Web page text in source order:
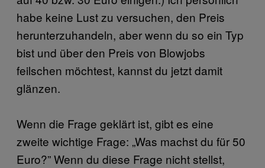
habe keine Lust zu versuchen, den Preis
herunterzuhandeln, aber wenn du so ein Typ
bist und über den Preis von Blowjobs
feilschen möchtest, kannst du jetzt damit
glänzen.
Wenn die Frage geklärt ist, gibt es eine
zweite wichtige Frage: „Was machst du für 50
Euro?” Wenn du diese Frage nicht stellst,